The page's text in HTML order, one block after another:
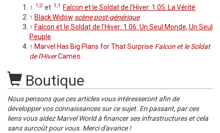
↑ 1,0 et 1,1
Falcon et le Soldat de l'Hiver: 1.05: La Vérité
↑ Black Widow scène post-générique
↑ Falcon et le Soldat de l'Hiver: 1.06: Un Seul Monde, Un Seul
Peuple
↑ Marvel Has Big Plans for That Surprise Falcon et le Soldat
de l'HiverCameo
Boutique
Nous pensons que ces articles vous intéresseront afin de
développer vos connaissances sur ce sujet. En passant, par ces
liens vous aidez Marvel World à financer ses infrastructures et cela
sans surcoût pour vous. Merci d'avance !